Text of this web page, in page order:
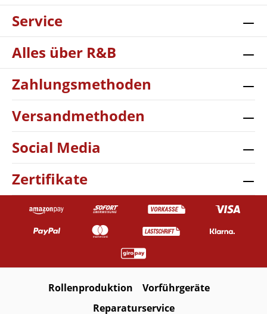
Service
Alles über R&B
Zahlungsmethoden
Versandmethoden
Social Media
Zertifikate
Rollenproduktion
Vorführgeräte
Reparaturservice